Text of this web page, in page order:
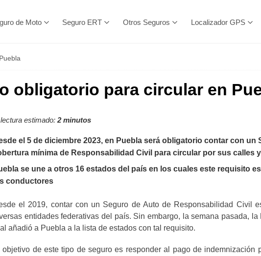
de Moto Seguro ERT Otros Seguros Localizador GPS
obligatorio para circular en
estimado: 2 minutos
el 5 de diciembre 2023, en Puebla será obligatorio contar con un
mínima de Responsabilidad Civil para circular por sus calles
se une a otros 16 estados del país en los cuales este requisito
conductores
el 2019, contar con un Seguro de Auto de Responsabilidad Civil
entidades federativas del país. Sin embargo, la semana pasada,
añadió a Puebla a la lista de estados con tal requisito.
objetivo de este tipo de seguro es responder al pago de indemnización